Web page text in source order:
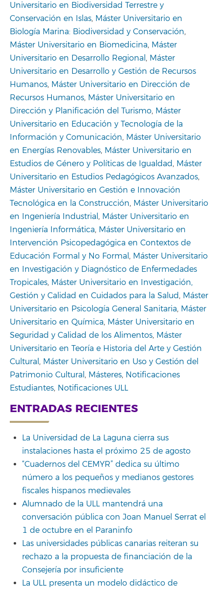
Universitario en Biodiversidad Terrestre y
Conservación en Islas, Máster Universitario en
Biología Marina: Biodiversidad y Conservación,
Máster Universitario en Biomedicina, Máster
Universitario en Desarrollo Regional, Máster
Universitario en Desarrollo y Gestión de Recursos
Humanos, Máster Universitario en Dirección de
Recursos Humanos, Máster Universitario en
Dirección y Planificación del Turismo, Máster
Universitario en Educación y Tecnología de la
Información y Comunicación, Máster Universitario
en Energías Renovables, Máster Universitario en
Estudios de Género y Políticas de Igualdad, Máster
Universitario en Estudios Pedagógicos Avanzados,
Máster Universitario en Gestión e Innovación
Tecnológica en la Construcción, Máster Universitario
en Ingeniería Industrial, Máster Universitario en
Ingeniería Informática, Máster Universitario en
Intervención Psicopedagógica en Contextos de
Educación Formal y No Formal, Máster Universitario
en Investigación y Diagnóstico de Enfermedades
Tropicales, Máster Universitario en Investigación,
Gestión y Calidad en Cuidados para la Salud, Máster
Universitario en Psicología General Sanitaria, Máster
Universitario en Química, Máster Universitario en
Seguridad y Calidad de los Alimentos, Máster
Universitario en Teoría e Historia del Arte y Gestión
Cultural, Máster Universitario en Uso y Gestión del
Patrimonio Cultural, Másteres, Notificaciones
Estudiantes, Notificaciones ULL
ENTRADAS RECIENTES
La Universidad de La Laguna cierra sus
instalaciones hasta el próximo 25 de agosto
“Cuadernos del CEMYR” dedica su último
número a los pequeños y medianos gestores
fiscales hispanos medievales
Alumnado de la ULL mantendrá una
conversación pública con Joan Manuel Serrat el
1 de octubre en el Paraninfo
Las universidades públicas canarias reiteran su
rechazo a la propuesta de financiación de la
Consejería por insuficiente
La ULL presenta un modelo didáctico de